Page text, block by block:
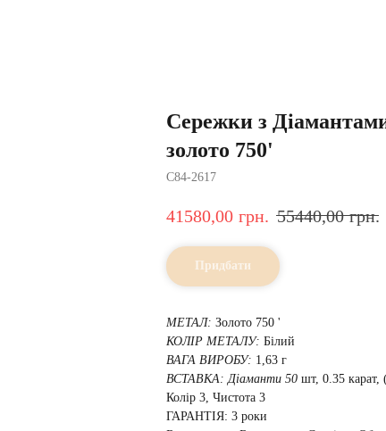
Сережки з
золото 750'
С84-2617
41580,00 грн. 55440,00 грн.
Придбати
МЕТАЛ: Золото 750 '
КОЛІР МЕТАЛУ: Білий
ВАГА ВИРОБУ: 1,63 г
ВСТАВКА: Діаманти 50 шт, 0.35 карат,
Колір 3, Чистота 3
ГАРАНТІЯ: 3 роки